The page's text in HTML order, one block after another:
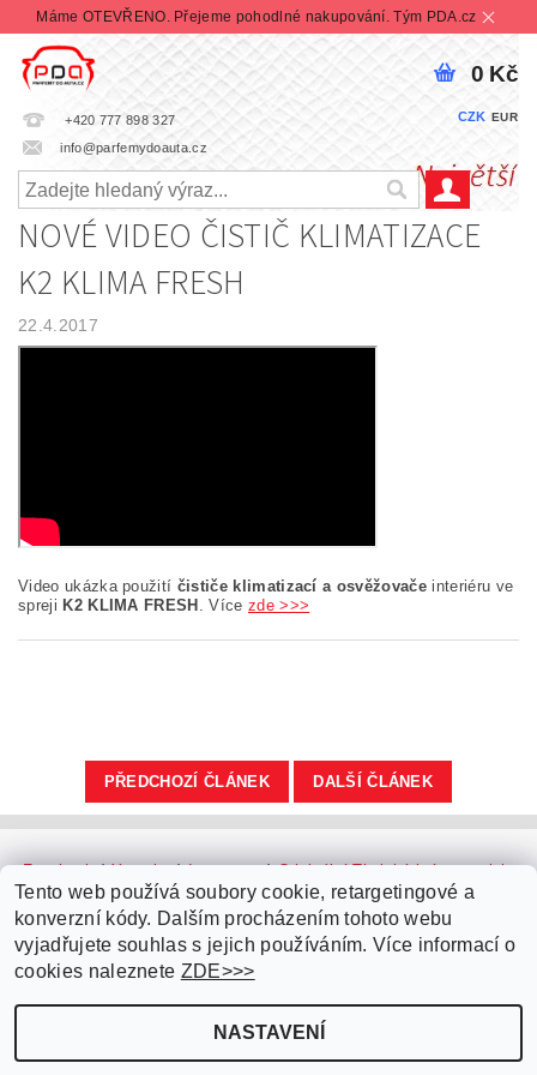
Máme OTEVŘENO. Přejeme pohodlné nakupování. Tým PDA.cz
+420 777 898 327
info@parfemydoauta.cz
CZK EUR
0 Kč
NOVÉ VIDEO ČISTIČ KLIMATIZACE
K2 KLIMA FRESH
22.4.2017
Video ukázka použití čističe klimatizací a osvěžovačeinteriéru ve
spreji K2 KLIMA FRESH . Více zde >>>
PŘEDCHOZÍ ČLÁNEK DALŠÍ ČLÁNEK
Facebook | Youtube | Instagram | Originální Thajské krémy a oleje
| Platební brána ComGate
2026 ©Parfémy do auta.cz, všechna práva vyhrazenaUpravit nastavení cookies
Tento web používá soubory cookie, retargetingové a
konverzní kódy. Dalším procházením tohoto webu
vyjadřujete souhlas s jejich používáním. Více informací o
cookies naleznete ZDE>>>
NASTAVENÍ